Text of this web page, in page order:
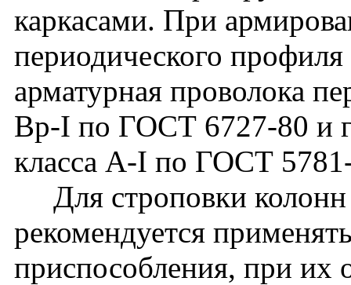
каркасами. При
периодического
арматурная проволока
Вр-I по ГОСТ 6727-80 и
класса A-I по ГОСТ
Для строповки колонн
рекомендуется
приспособления, при их